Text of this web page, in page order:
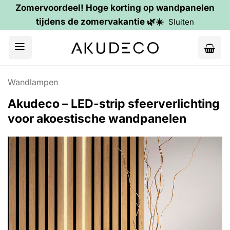
Zomervoordeel! Hoge korting op wandpanelen
tijdens de zomervakantie 🌿☀️ Sluiten
naar
Wandlampen
Akudeco – LED-strip sfeerverlichting
voor akoestische wandpanelen